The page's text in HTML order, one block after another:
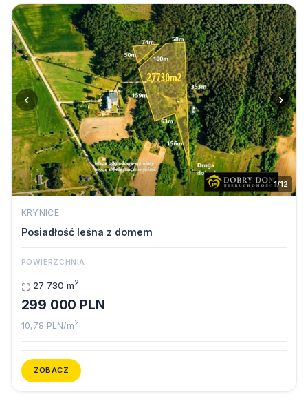
‹ ›
1/12
KRYNICE
Posiadłość leśna z domem
POWIERZCHNIA
27 730 m2
299 000 PLN
10,78 PLN/m2
ZOBACZ